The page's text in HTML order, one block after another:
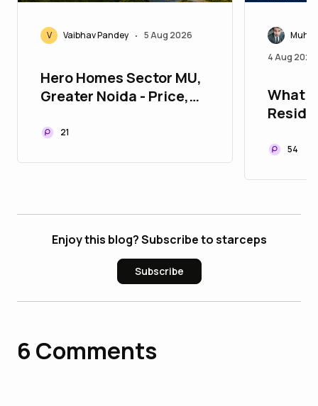
V Vaibhav Pandey • 5 Aug 2026
Hero Homes Sector MU,
Greater Noida - Price,
21
4 Aug 2026
What
54
Enjoy this blog? Subscribe to starceps
Subscribe
6 Comments